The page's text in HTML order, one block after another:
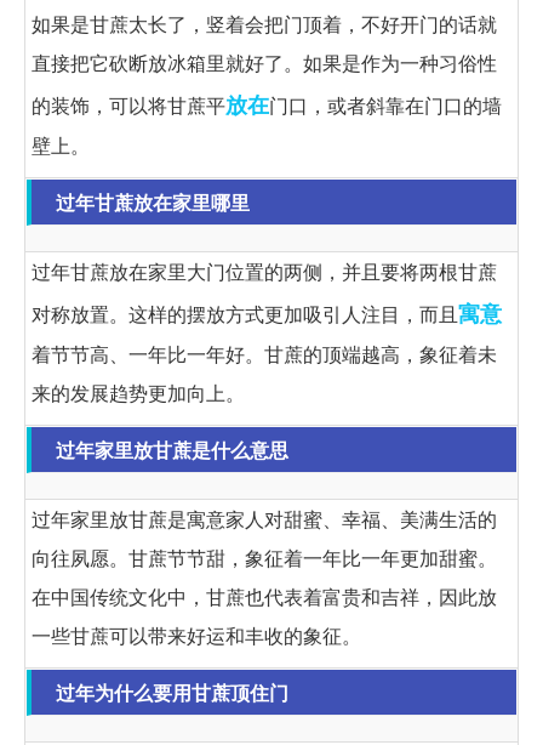
如果是甘蔗太长了，竖着会把门顶着，不好开门的话就
直接把它砍断放冰箱里就好了。如果是作为一种习俗性
的装饰，可以将甘蔗平放在门口，或者斜靠在门口的墙
壁上。
过年甘蔗放在家里哪里
过年甘蔗放在家里大门位置的两侧，并且要将两根甘蔗
对称放置。这样的摆放方式更加吸引人注目，而且寓意
着节节高、一年比一年好。甘蔗的顶端越高，象征着未
来的发展趋势更加向上。
过年家里放甘蔗是什么意思
过年家里放甘蔗是寓意家人对甜蜜、幸福、美满生活的
向往夙愿。甘蔗节节甜，象征着一年比一年更加甜蜜。
在中国传统文化中，甘蔗也代表着富贵和吉祥，因此放
一些甘蔗可以带来好运和丰收的象征。
过年为什么要用甘蔗顶住门